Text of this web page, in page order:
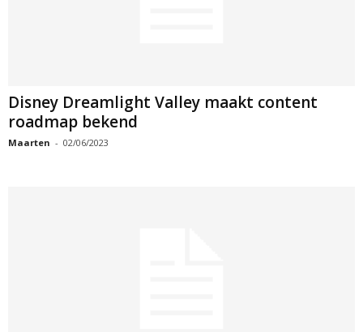
Disney Dreamlight Valley maakt content
roadmap bekend
Maarten - 02/06/2023